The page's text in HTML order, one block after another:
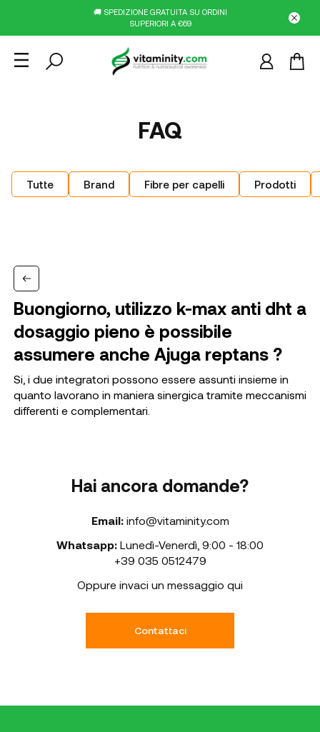
🚚 SPEDIZIONE GRATUITA SU ORDINI
SUPERIORI A €69
FAQ
Tutte Brand Fibre per capelli Prodotti
Buongiorno, utilizzo k-max anti dht a
dosaggio pieno è possibile
assumere anche Ajuga reptans ?
Si, i due integratori possono essere assunti insieme in
quanto lavorano in maniera sinergica tramite meccanismi
differenti e complementari.
Hai ancora domande?
Email: info@vitaminity.com
Whatsapp: Lunedì-Venerdì 9:00 - 18:00
+39 035 0512479
Oppure invaci un messaggio qui
Contattaci